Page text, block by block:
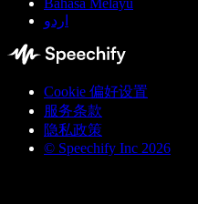
اردو
Cookie 偏好设置
服务条款
隐私政策
© Speechify Inc 2026